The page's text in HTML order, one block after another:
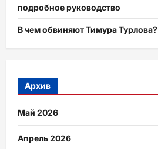
подробное руководство
В чем обвиняют Тимура Турлова?
Архив
Май 2026
Апрель 2026